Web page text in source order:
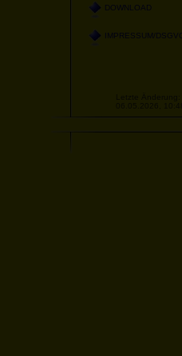
DOWNLOAD
IMPRESSUM/DSGVO